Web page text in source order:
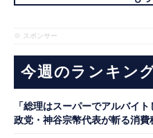
※ スポンサー
今週のランキン
「総理はスーパーでアルバイ
政党・神谷宗幣代表が斬る消